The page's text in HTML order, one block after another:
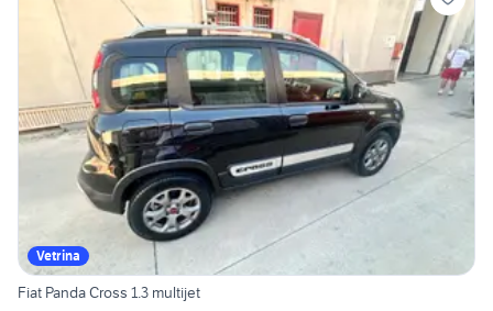
Vetrina
Fiat Panda Cross 1.3 multijet